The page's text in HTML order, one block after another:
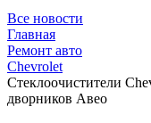
Все новости
Главная
Ремонт авто
Chevrolet
Стеклоочистители
дворников Авео